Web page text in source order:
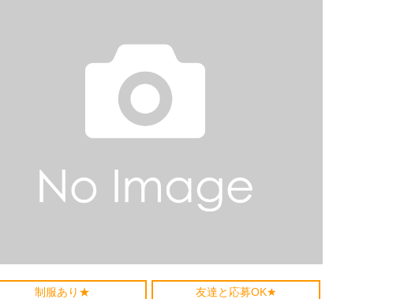
制服あり★ 友達と応募OK★